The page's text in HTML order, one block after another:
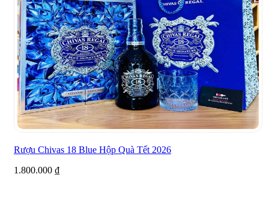
Rượu Chivas 18 Blue Hộp Quà Tết 2026
1.800.000 ₫